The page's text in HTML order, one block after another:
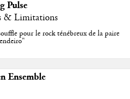
Pulse
& Limitations
pour le rock ténébreux de la paire
Ensemble